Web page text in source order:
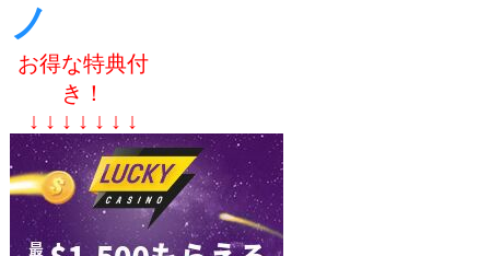
ノ
お得な特典付
き！
↓ ↓ ↓ ↓ ↓ ↓ ↓